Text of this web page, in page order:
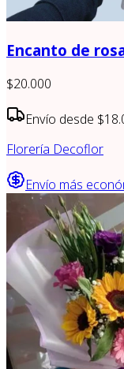
Encanto de
$20.000
Envío desde
Florería Decoflor
Envío más